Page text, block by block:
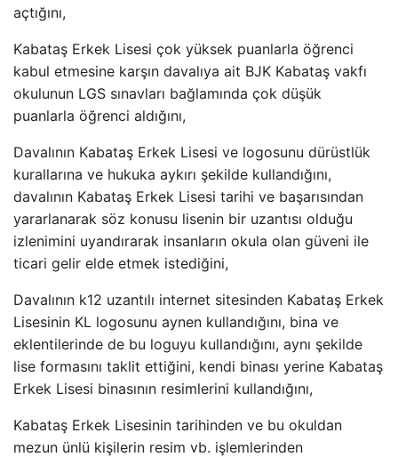
açtığını,
Kabataş Erkek Lisesi çok yüksek puanlarla öğrenci
kabul etmesine karşın davalıya ait BJK Kabataş vakfı
okulunun LGS sınavları bağlamında çok düşük
puanlarla öğrenci aldığını,
Davalının Kabataş Erkek Lisesi ve logosunu dürüstlük
kurallarına ve hukuka aykırı şekilde kullandığını,
davalının Kabataş Erkek Lisesi tarihi ve başarısından
yararlanarak söz konusu lisenin bir uzantısı olduğu
izlenimini uyandırarak insanların okula olan güveni ile
ticari gelir elde etmek istediğini,
Davalının k12 uzantılı internet sitesinden Kabataş Erkek
Lisesinin KL logosunu aynen kullandığını, bina ve
eklentilerinde de bu loguyu kullandığını, aynı şekilde
lise formasını taklit ettiğini, kendi binası yerine Kabataş
Erkek Lisesi binasının resimlerini kullandığını,
Kabataş Erkek Lisesinin tarihinden ve bu okuldan
mezun ünlü kişilerin resim vb. işlemlerinden